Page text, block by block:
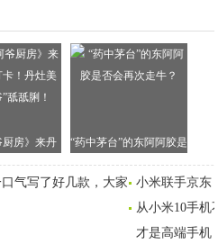
房》来丹
丹灶美食
舐舐脷！
“药中茅台”的东阿阿胶是
否会再次走牛？
气写了好几款，大家
小米联手京东
从小米10手机
才是高端手机